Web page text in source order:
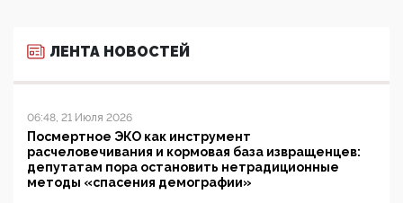
ЛЕНТА НОВОСТЕЙ
06:48, 21 Июля 2026
Посмертное ЭКО как инструмент
расчеловечивания и кормовая база извращенцев:
депутатам пора остановить нетрадиционные
методы «спасения демографии»